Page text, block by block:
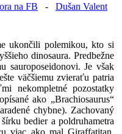
na FB - Dušan Valent
ukončili polemikou, kto si
dinosaura. Predbežne
sauroposeidonovi. Je však
väčšiemu zvieraťu patria
nekompletné pozostatky
ako „Brachiosaurus“
chybne). Zachovaný
bedier a poldruhametra
viac ako mal Giraffatitan.